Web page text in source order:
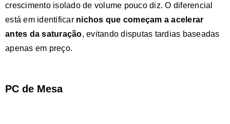
crescimento isolado de volume pouco diz. O diferencial
está em identificarnichos que começam a acelerar
antes da saturação, evitando disputas tardias baseadas
apenas em preço.
PC de Mesa